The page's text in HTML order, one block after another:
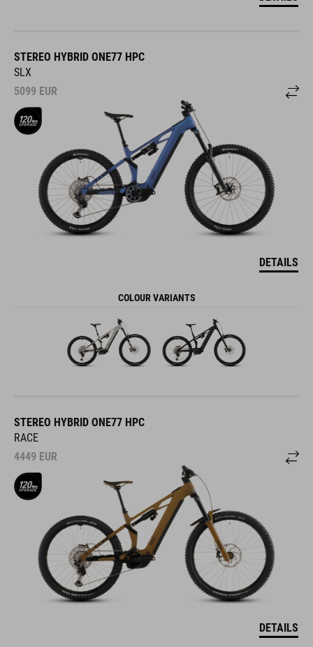
STEREO HYBRID ONE77 HPC
SLX
5099 EUR
DETAILS
COLOUR VARIANTS
STEREO HYBRID ONE77 HPC
RACE
4449 EUR
DETAILS